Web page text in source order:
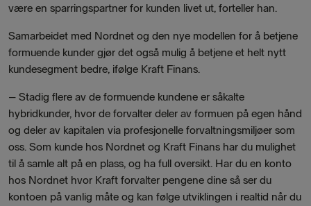
være en sparringspartner for kunden livet ut, forteller han.
Samarbeidet med Nordnet og den nye modellen for å betjene
formuende kunder gjør det også mulig å betjene et helt nytt
kundesegment bedre, ifølge Kraft Finans.
– Stadig flere av de formuende kundene er såkalte
hybridkunder, hvor de forvalter deler av formuen på egen hånd
og deler av kapitalen via profesjonelle forvaltningsmiljøer som
oss. Som kunde hos Nordnet og Kraft Finans har du mulighet
til å samle alt på en plass, og ha full oversikt. Har du en konto
hos Nordnet hvor Kraft forvalter pengene dine så ser du
kontoen på vanlig måte og kan følge utviklingen i realtid når du